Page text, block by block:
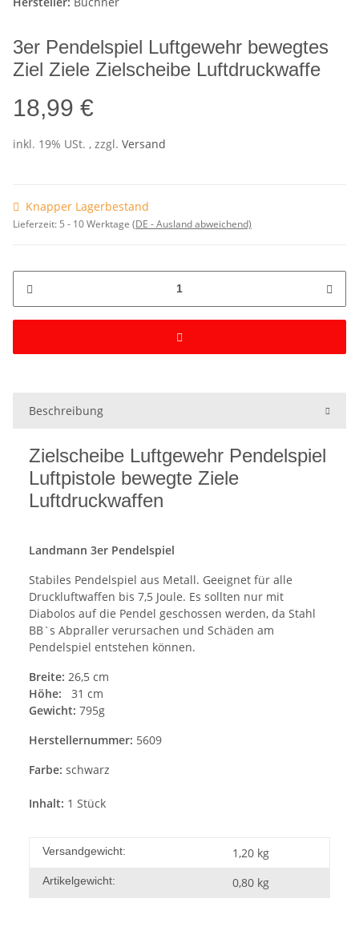
3er Pendelspiel Luftgewehr bewegtes
Ziel Ziele Zielscheibe Luftdruckwaffe
18,99 €
inkl. 19% USt. , zzgl. Versand
Knapper Lagerbestand
Lieferzeit: 5 - 10 Werktage (DE - Ausland abweichend)
Beschreibung
Zielscheibe Luftgewehr Pendelspiel
Luftpistole bewegte Ziele
Luftdruckwaffen
Landmann 3er Pendelspiel
Stabiles Pendelspiel aus Metall. Geeignet für alle
Druckluftwaffen bis 7,5 Joule. Es sollten nur mit
Diabolos auf die Pendel geschossen werden, da Stahl
BB`s Abpraller verursachen und Schäden am
Pendelspiel entstehen können.
Breite: 26,5 cm
Höhe: 31 cm
Gewicht: 795g
Herstellernummer: 5609
Farbe: schwarz
Inhalt: 1 Stück
Versandgewicht: 1,20 kg
Artikelgewicht: 0,80 kg